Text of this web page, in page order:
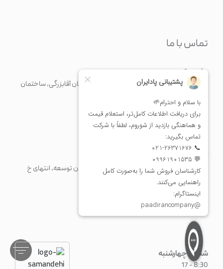
تماس با ما
دفتر مرکزی
تهران، خیابان مرتضی فیاضی (فرشته)، روبرو خیابان آقابزرگی، ساختمان
+98 21 43375
+982126371676
info@paadiran.com
کارخانه
شهرک صنعتی پرند، خیابان فن آوری جنوبی، میدان توسعه، انتهای خ
مریم، پلاک 1
+98 21 56 41 92 13
fty@paadiran.com
شنبه - چهارشنبه
8:30 - 17